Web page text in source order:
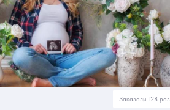
Заказали 128 раз